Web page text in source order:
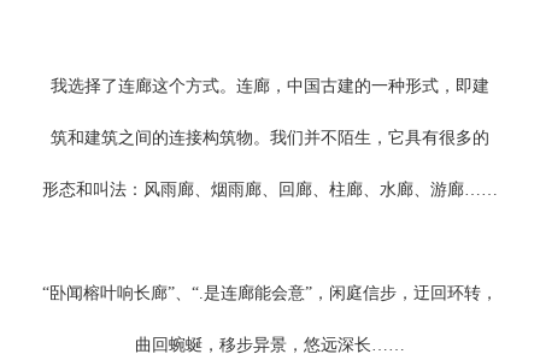
我选择了连廊这个方式。连廊，中国古建的一种形式，即建
筑和建筑之间的连接构筑物。我们并不陌生，它具有很多的
形态和叫法：风雨廊、烟雨廊、回廊、柱廊、水廊、游廊……
“卧闻榕叶响长廊”、“.是连廊能会意”，闲庭信步，迂回环转，
曲回蜿蜒，移步异景，悠远深长……